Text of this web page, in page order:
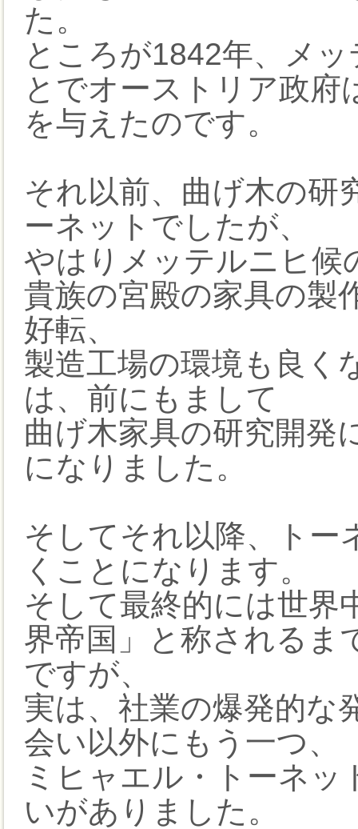
た。
ところが1842年、メ
とでオーストリア政府
を与えたのです。
それ以前、曲げ木の研
ーネットでしたが、
やはりメッテルニヒ候
貴族の宮殿の家具の製
好転、
製造工場の環境も良く
は、前にもまして
曲げ木家具の研究開発
になりました。
そしてそれ以降、トー
くことになります。
そして最終的には世界
界帝国」と称されるま
ですが、
実は、社業の爆発的な
会い以外にもう一つ、
ミヒャエル・トーネ
いがありました。